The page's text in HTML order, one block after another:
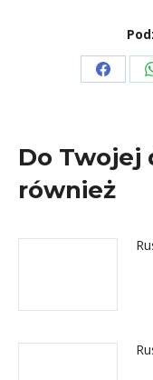
Share
Do Twojej
również